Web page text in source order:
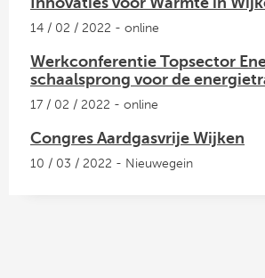
14 / 02 / 2022 - online
Werkconferentie Topsector
schaalsprong voor de
17 / 02 / 2022 - online
Congres Aardgasvrije Wijken
10 / 03 / 2022 - Nieuwegein